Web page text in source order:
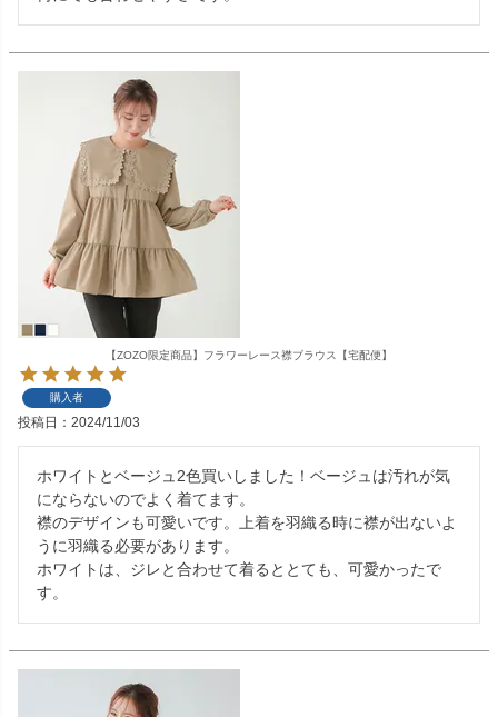
【ZOZO限定商品】フラワーレース襟ブラウス【宅配便】
購入者
投稿日 2024/11/03
ホワイトとベージュ2色買いしました！ベージュは汚れが気
にならないのでよく着てます。
襟のデザインも可愛いです。上着を羽織る時に襟が出ないよ
うに羽織る必要があります。
ホワイトは、ジレと合わせて着るととても、可愛かったで
す。